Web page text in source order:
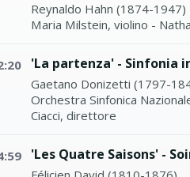
Reynaldo Hahn (1874-1947)
Maria Milstein, violino -
'La partenza' - Sinfonia
Gaetano Donizetti (1797-
Orchestra Sinfonica
Ciacci, direttore
'Les Quatre Saisons' -